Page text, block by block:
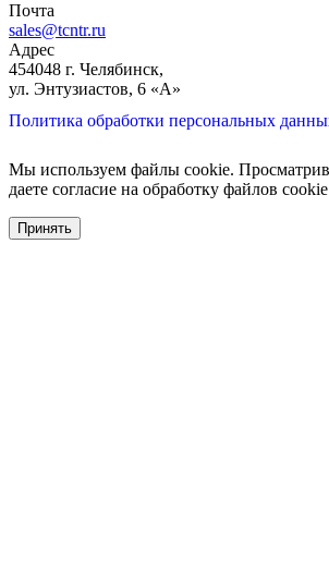
Почта
sales@tcntr.ru
Адрес
454048 г. Челябинск,
ул. Энтузиастов, 6 «А»
Политика обработки персональных
Мы используем файлы cookie.
даете согласие на обработку файлов
Принять